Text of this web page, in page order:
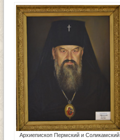
Архиепископ Пермский и Соликамский